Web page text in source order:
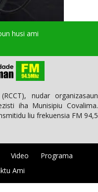
husi ami
nudar organizasaun
iha Munisipiu Covalima.
liu frekuensia FM 94,5
Video
Programa
Ami